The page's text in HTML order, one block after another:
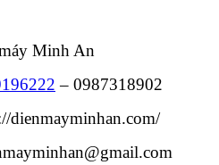
Minh An
– 0987318902